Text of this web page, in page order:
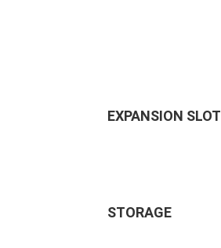
EXPANSION SLOT
STORAGE